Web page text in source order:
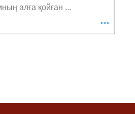
алға қойған ...
>>>